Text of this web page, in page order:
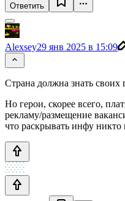
Ответить
Alexsey29 янв 2025 в 15:09
Страна должна знать своих
Но герои, скорее всего,
рекламу/размещение
что раскрывать инфу никто